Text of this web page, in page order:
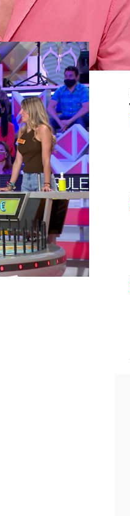
le han
sobre
las costas.
la segunda
puesto algo
el vídeo y